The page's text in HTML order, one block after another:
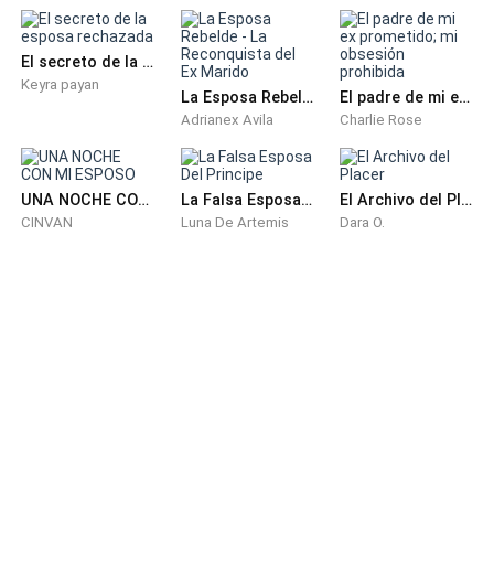
Acompáñame, entonces.
Juan Pablo estaba ansioso y desconocía porque
sentía ese vuelco en su corazón, nunca había cruzado
palabra con esta mujer y él estaba actuando así.
El secreto de la esposa rechazada
Keyra payan
La Esposa Rebelde - La Reconquista del Ex Marido
Adrianex Avila
El padre de mi ex prometido; mi obsesión prohibida
Charlie Rose
UNA NOCHE CON MI ESPOSO
CINVAN
La Falsa Esposa Del Principe
Luna De Artemis
El Archivo del Placer
Dara O.